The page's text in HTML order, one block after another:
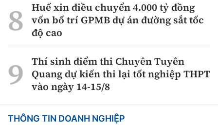
Huế xin điều chuyển 4.000 tỷ đồng
vốn bố trí GPMB dự án đường sắt tốc
độ cao
Thí sinh điểm thi Chuyên Tuyên
Quang dự kiến thi lại tốt nghiệp THPT
vào ngày 14-15/8
THÔNG TIN DOANH NGHIỆP